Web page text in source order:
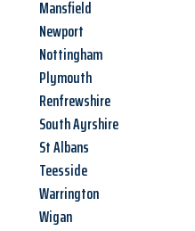
Mansfield
Newport
Nottingham
Plymouth
Renfrewshire
South Ayrshire
St Albans
Teesside
Warrington
Wigan